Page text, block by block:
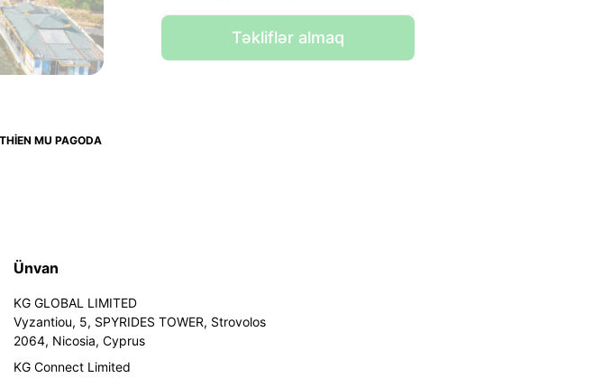
Təkliflər almaq
MU PAGODA
Ünvan
KG GLOBAL LIMITED
Vyzantiou, 5, SPYRIDES TOWER, Strovolos
2064, Nicosia, Cyprus
KG Connect Limited